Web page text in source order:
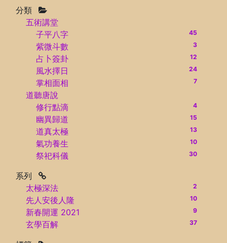
分類
五術講堂
子平八字
45
紫微斗數 3
占卜簽卦 12
風水擇日 24
掌相面相 7
道聽唐說
修行點滴
4
幽異歸道 15
道真太極 13
氣功養生 10
祭祀科儀 30
系列
太極深法
2
先人安後人隆 10
新春開運 2021 9
玄學百解 37